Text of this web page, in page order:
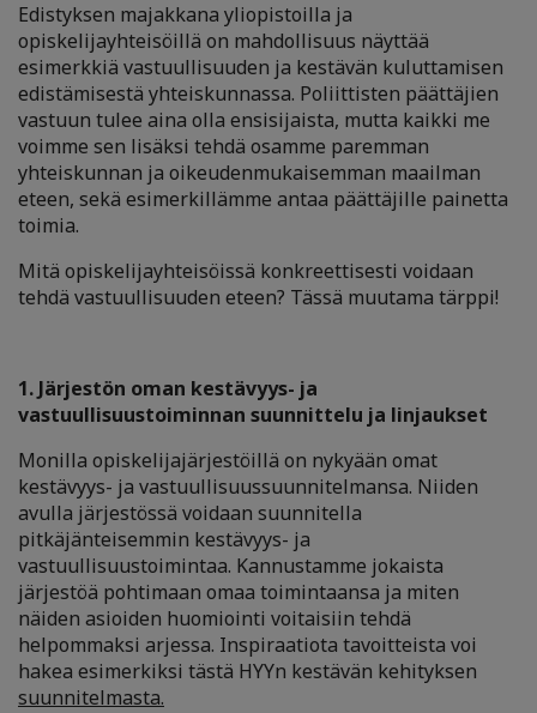
Edistyksen majakkana yliopistoilla ja
opiskelijayhteisöillä on mahdollisuus näyttää
esimerkkiä vastuullisuuden ja kestävän kuluttamisen
edistämisestä yhteiskunnassa. Poliittisten päättäjien
vastuun tulee aina olla ensisijaista, mutta kaikki me
voimme sen lisäksi tehdä osamme paremman
yhteiskunnan ja oikeudenmukaisemman maailman
eteen, sekä esimerkillämme antaa päättäjille painetta
toimia.
Mitä opiskelijayhteisöissä konkreettisesti voidaan
tehdä vastuullisuuden eteen? Tässä muutama tärppi!
1. Järjestön oman kestävyys- ja
vastuullisuustoiminnan suunnittelu ja linjaukset
Monilla opiskelijajärjestöillä on nykyään omat
kestävyys- ja vastuullisuussuunnitelmansa. Niiden
avulla järjestössä voidaan suunnitella
pitkäjänteisemmin kestävyys- ja
vastuullisuustoimintaa. Kannustamme jokaista
järjestöä pohtimaan omaa toimintaansa ja miten
näiden asioiden huomiointi voitaisiin tehdä
helpommaksi arjessa. Inspiraatiota tavoitteista voi
hakea esimerkiksi tästä HYYn kestävän kehityksen
suunnitelmasta.